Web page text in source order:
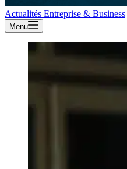
Actualités Entreprise & Business
Menu